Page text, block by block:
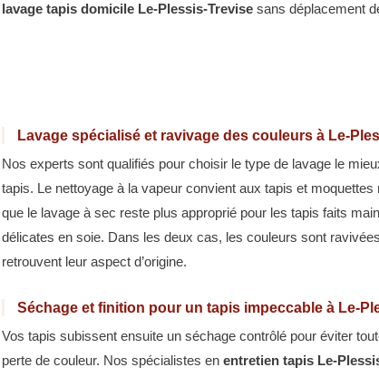
lavage tapis domicile Le-Plessis-Trevise sans déplacement
Lavage spécialisé et ravivage des couleurs à Le-
Nos experts sont qualifiés pour choisir le type de lavage le
tapis. Le nettoyage à la vapeur convient aux tapis et moquettes
que le lavage à sec reste plus approprié pour les tapis faits
délicates en soie. Dans les deux cas, les couleurs sont
retrouvent leur aspect d’origine.
Séchage et finition pour un tapis impeccable à Le-
Vos tapis subissent ensuite un séchage contrôlé pour éviter
perte de couleur. Nos spécialistes en entretien tapis Le-